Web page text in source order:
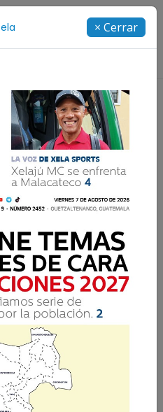
× Cerrar
como valor y
y cualidad, es
y bienestar
que, en la vida,
19 Junio 2026 17:11